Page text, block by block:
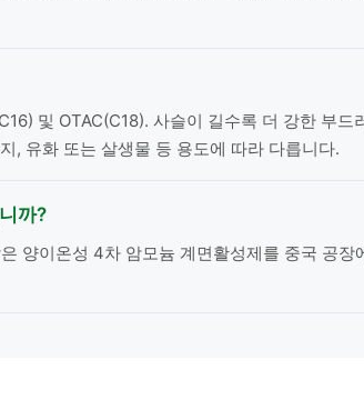
및 OTAC(C18). 사슬이 길수록 더 강한 부
, 유화 또는 살생물 등 용도에 따라 다릅니다.
까?
양이온성 4차 암모늄 계면활성제를 중국 공